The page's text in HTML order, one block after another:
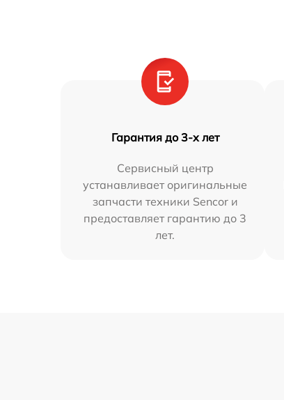
Гарантия до 3-х лет
Сервисный центр
устанавливает оригинальные
запчасти техники Sencor и
предоставляет гарантию до 3
лет.